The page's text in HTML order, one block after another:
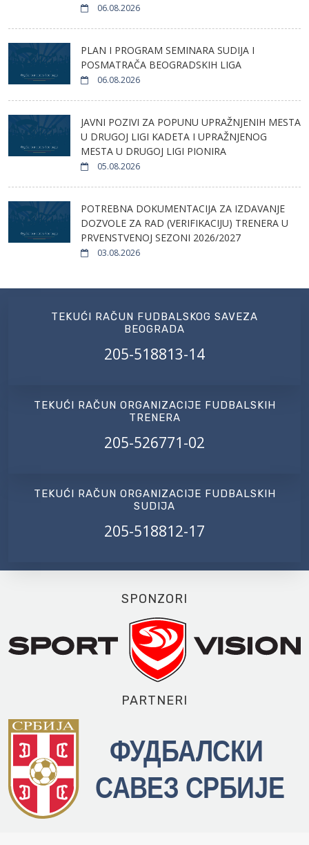
06.08.2026
PLAN I PROGRAM SEMINARA SUDIJA I
POSMATRAČA BEOGRADSKIH LIGA
06.08.2026
JAVNI POZIVI ZA POPUNU UPRAŽNJENIH MESTA
U DRUGOJ LIGI KADETA I UPRAŽNJENOG
MESTA U DRUGOJ LIGI PIONIRA
05.08.2026
POTREBNA DOKUMENTACIJA ZA IZDAVANJE
DOZVOLE ZA RAD (VERIFIKACIJU) TRENERA U
PRVENSTVENOJ SEZONI 2026/2027
03.08.2026
TEKUĆI RAČUN FUDBALSKOG SAVEZA
BEOGRADA
205-518813-14
TEKUĆI RAČUN ORGANIZACIJE FUDBALSKIH
TRENERA
205-526771-02
TEKUĆI RAČUN ORGANIZACIJE FUDBALSKIH
SUDIJA
205-518812-17
SPONZORI
PARTNERI